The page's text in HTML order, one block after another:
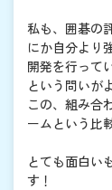
私も、囲碁の
にか自分より
開発を行って
という問いが
この、組み合
ームという比
とても面白い
す！